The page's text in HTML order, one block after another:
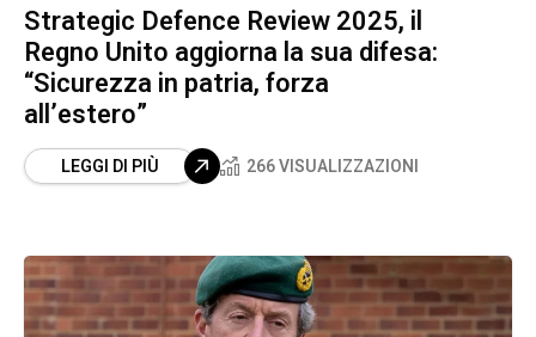
Strategic Defence Review 2025, il
Regno Unito aggiorna la sua difesa:
“Sicurezza in patria, forza
all’estero”
LEGGI DI PIÙ 266 VISUALIZZAZIONI